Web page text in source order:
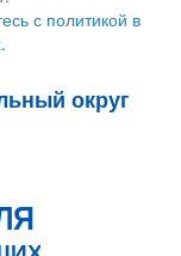
с политикой в